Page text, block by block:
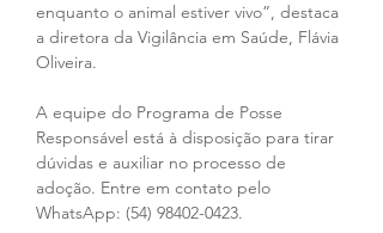
enquanto o animal estiver vivo”, destaca
a diretora da Vigilância em Saúde, Flávia
Oliveira.
A equipe do Programa de Posse
Responsável está à disposição para tirar
dúvidas e auxiliar no processo de
adoção. Entre em contato pelo
WhatsApp: (54) 98402-0423.